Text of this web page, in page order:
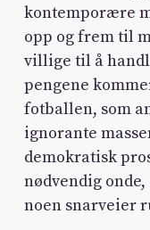
kontemporære
opp og frem til
villige til å
pengene
fotballen, som
ignorante
demokratisk
nødvendig
noen snarveier